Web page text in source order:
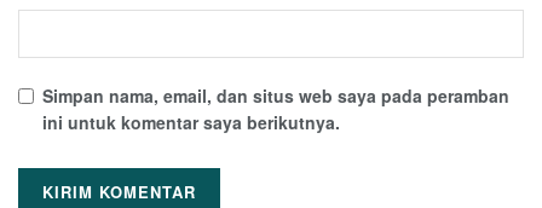
Simpan nama, email, dan situs web saya pada peramban
ini untuk komentar saya berikutnya.